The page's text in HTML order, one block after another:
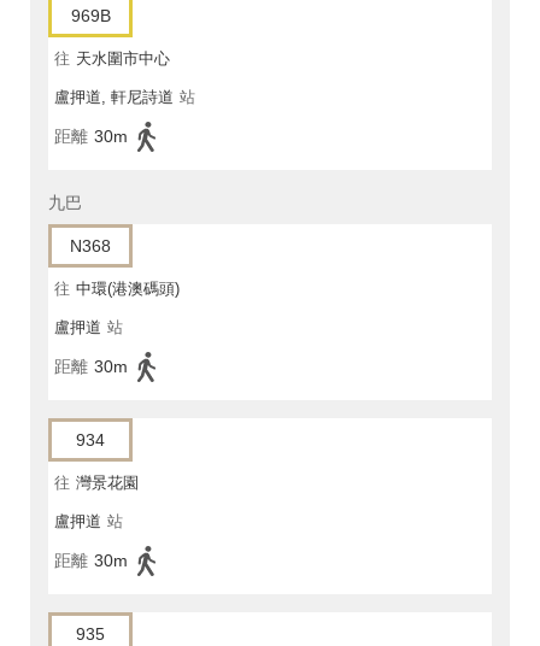
969B
往 天水圍市中心
盧押道, 軒尼詩道 站
距離 30m
九巴
N368
往 中環(港澳碼頭)
盧押道 站
距離 30m
934
往 灣景花園
盧押道 站
距離 30m
935